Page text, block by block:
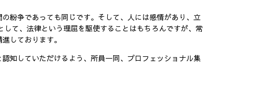
顧問 弁護士 メリット
セクハラ パワハラ
紛争であっても同じです。そして、人には感情があり、立
て、法律という理屈を駆使することはもちろんですが、常
しております。
知していただけるよう、所員一同、プロフェッショナル集